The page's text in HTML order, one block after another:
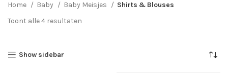
Home Baby Baby Meisjes
Shirts & Blouses
Toont alle 4 resultaten
Show sidebar